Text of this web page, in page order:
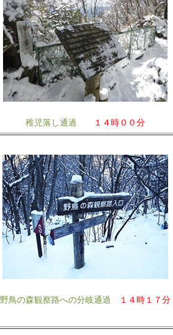
稚児落し通過 １４時００分
野鳥の森観察路への分岐通過 １４時１７分